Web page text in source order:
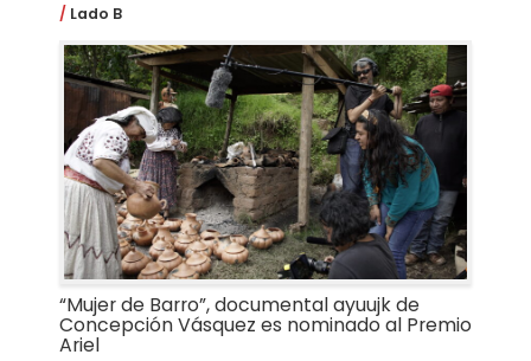
Lado B
“Mujer de Barro”, documental ayuujk de
Concepción Vásquez es nominado al Premio
Ariel